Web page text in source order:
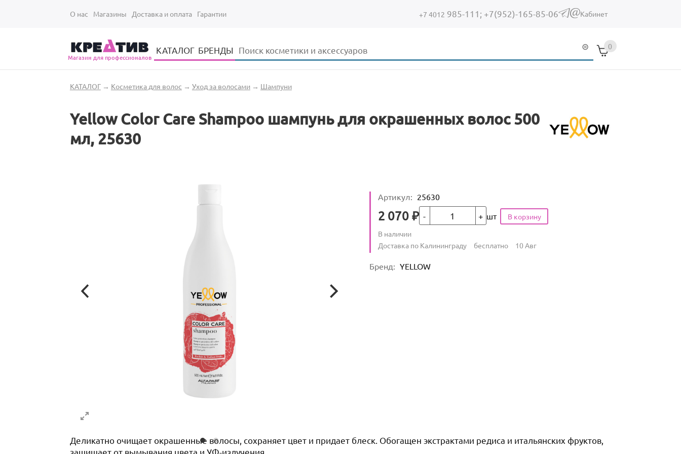
О нас Магазины Доставка и оплата Гарантии +7 4012 985-111; +7(952)-165-85-06 (link sends e-mail)
Кабинет
Магазин для профессионалов
КАТАЛОГ БРЕНДЫ Форма поиска
Поиск 0
Вы здесь
КАТАЛОГ→ Косметика для волос → Уход за волосами→ Шампуни
Yellow Color Care Shampoo шампунь для окрашенных волос 500
мл, 25630
Артикул: 25630
Цена
2 070 ₽Кол-во шт
Количество
В наличии
Условия доставки
Доставка по Калининграду бесплатно 10 Авг
Характеристики
Бренд: YELLOW
Деликатно очищает окрашенные волосы, сохраняет цвет и придает блеск. Обогащен экстрактами редиса и итальянских фруктов,
защищает от вымывания цвета и УФ-излучения.